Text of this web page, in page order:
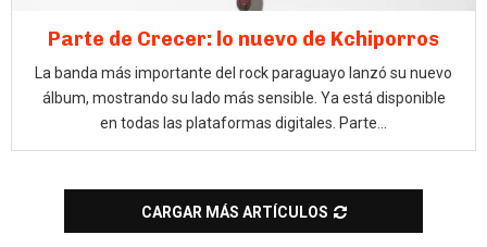
Parte de Crecer: lo nuevo de Kchiporros
La banda más importante del rock paraguayo lanzó su nuevo
álbum, mostrando su lado más sensible. Ya está disponible
en todas las plataformas digitales. Parte...
CARGAR MÁS ARTÍCULOS